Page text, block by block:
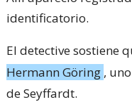
identificatorio.
El detective sostiene
Hermann Göring ,
de Seyffardt.